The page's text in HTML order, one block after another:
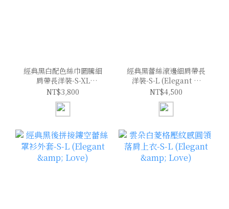
經典黑白配色絲巾圖騰細
肩帶長洋裝-S-XL
(Elegant & Love)
NT$3,800
經典黑蕾絲滾邊細肩帶長
洋裝-S-L (Elegant &
Love)
NT$4,500